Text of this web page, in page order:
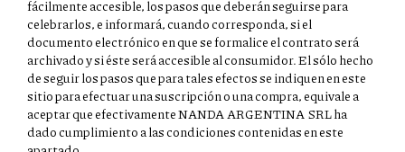
fácilmente accesible, los pasos que deberán seguirse para
celebrarlos, e informará, cuando corresponda, si el
documento electrónico en que se formalice el contrato será
archivado y si éste será accesible al consumidor. El sólo hecho
de seguir los pasos que para tales efectos se indiquen en este
sitio para efectuar una suscripción o una compra, equivale a
aceptar que efectivamente NANDA ARGENTINA SRL ha
dado cumplimiento a las condiciones contenidas en este